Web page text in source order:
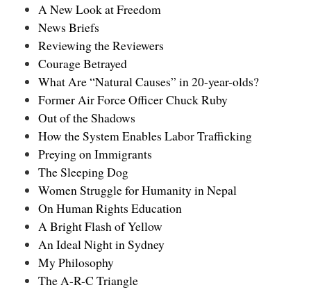
A New Look at Freedom
News Briefs
Reviewing the Reviewers
Courage Betrayed
What Are “Natural Causes” in 20-year-olds?
Former Air Force Officer Chuck Ruby
Out of the Shadows
How the System Enables Labor Trafficking
Preying on Immigrants
The Sleeping Dog
Women Struggle for Humanity in Nepal
On Human Rights Education
A Bright Flash of Yellow
An Ideal Night in Sydney
My Philosophy
The A-R-C Triangle